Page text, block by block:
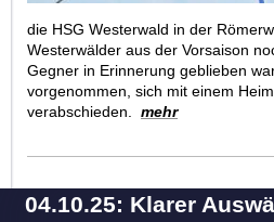
die HSG Westerwald in der
Westerwälder aus der Vorsaison
Gegner in Erinnerung geblieben
vorgenommen, sich mit einem
verabschieden.
mehr
04.10.25: Klarer